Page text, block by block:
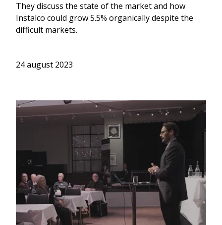
They discuss the state of the market and how
Instalco could grow 5.5% organically despite the
difficult markets.
24 august 2023